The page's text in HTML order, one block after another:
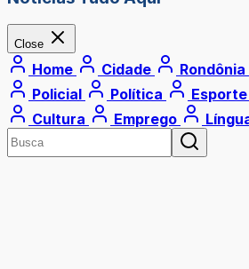
Close
Home Cidade Rondônia
Policial
Política Esporte
Cultura
Emprego